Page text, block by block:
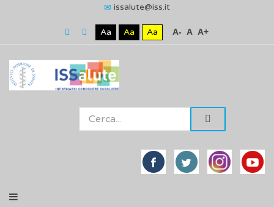
issalute@iss.it
Aa Aa Aa A- A A+